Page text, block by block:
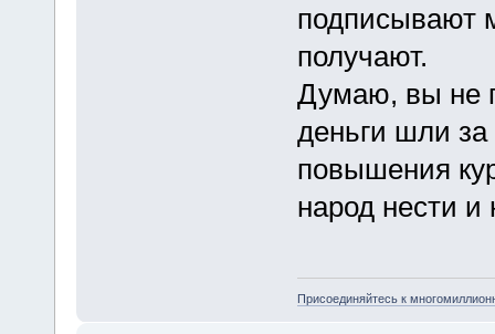
подписывают
получают.
Думаю, вы не
деньги шли за
повышения
народ нести и
Присоединяйтесь к